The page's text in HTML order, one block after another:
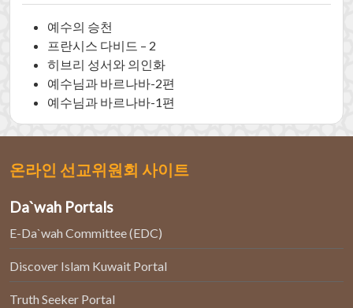
예수의 승천
프란시스 다비드 – 2
히브리 성서와 의인화
예수님과 바르나바-2편
예수님과 바르나바-1편
온라인 선교위원회 사이트
Da`wah Portals
E-Da`wah Committee (EDC)
Discover Islam Kuwait Portal
Truth Seeker Portal